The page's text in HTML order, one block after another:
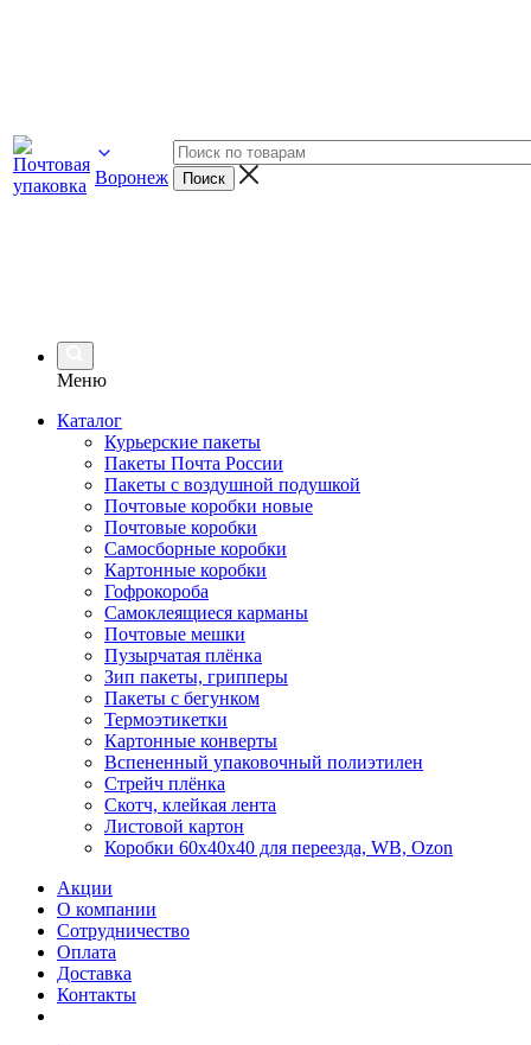
Воронеж
Меню
Каталог
Курьерские пакеты
Пакеты Почта России
Пакеты с воздушной подушкой
Почтовые коробки новые
Почтовые коробки
Самосборные коробки
Картонные коробки
Гофрокороба
Самоклеящиеся карманы
Почтовые мешки
Пузырчатая плёнка
Зип пакеты, грипперы
Пакеты с бегунком
Термоэтикетки
Картонные конверты
Вспененный упаковочный полиэтилен
Стрейч плёнка
Скотч, клейкая лента
Листовой картон
Коробки 60х40х40 для переезда, WB, Ozon
Акции
О компании
Сотрудничество
Оплата
Доставка
Контакты